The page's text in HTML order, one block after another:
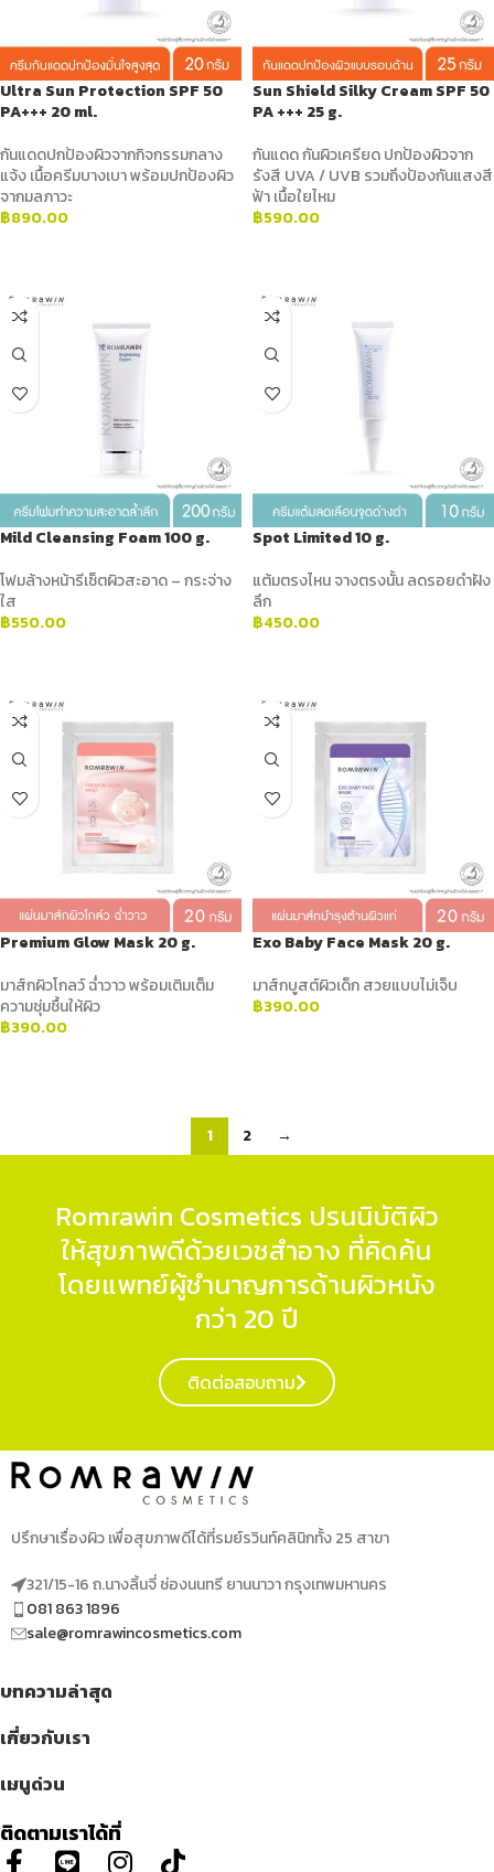
Ultra Sun Protection SPF 50
PA+++ 20 ml.
กันแดดปกป้องผิวจากกิจกรรมกลาง
แจ้ง เนื้อครีมบางเบา พร้อมปกป้องผิว
จากมลภาวะ
฿890.00
Sun Shield Silky Cream SPF 50
PA +++ 25 g.
กันแดด กันผิวเครียด ปกป้องผิวจาก
รังสี UVA / UVB รวมถึงป้องกันแสงสี
ฟ้า เนื้อใยไหม
฿590.00
Mild Cleansing Foam 100 g.
โฟมล้างหน้ารีเซ็ตผิวสะอาด – กระจ่าง
ใส
฿550.00
Spot Limited 10 g.
แต้มตรงไหน จางตรงนั้น ลดรอยดำฝัง
ลึก
฿450.00
Premium Glow Mask 20 g.
มาส์กผิวโกลว์ ฉ่ำวาว พร้อมเติมเต็ม
ความชุ่มชื้นให้ผิว
฿390.00
Exo Baby Face Mask 20 g.
มาส์กบูสต์ผิวเด็ก สวยแบบไม่เจ็บ
฿390.00
1 2 →
Romrawin Cosmetics ปรนนิบัติผิว
ให้สุขภาพดีด้วยเวชสำอาง ที่คิดค้น
โดยแพทย์ผู้ชำนาญการด้านผิวหนัง
กว่า 20 ปี
ติดต่อสอบถาม
ปรึกษาเรื่องผิว เพื่อสุขภาพดีได้ที่รมย์รวินท์คลินิกทั้ง 25 สาขา
321/15-16 ถ.นางลิ้นจี่ ช่องนนทรี ยานนาวา กรุงเทพมหานคร
081 863 1896
sale@romrawincosmetics.com
บทความล่าสุด
เกี่ยวกับเรา
เมนูด่วน
ติดตามเราได้ที่